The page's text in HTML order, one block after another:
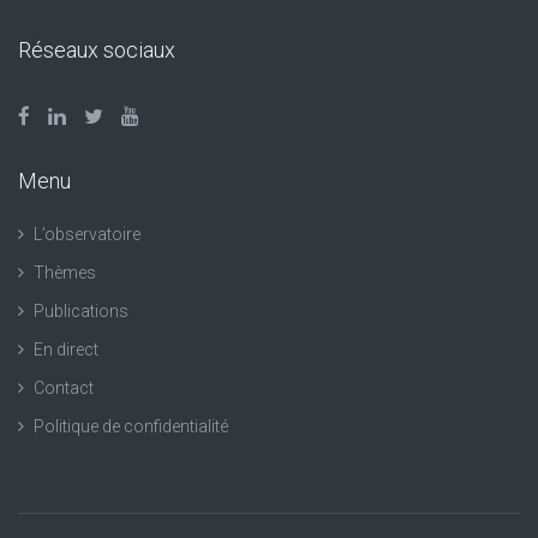
Réseaux sociaux
Menu
L’observatoire
Thèmes
Publications
En direct
Contact
Politique de confidentialité